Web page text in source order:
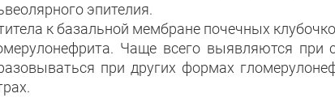
эпителия.
к базальной мембране почечных
Чаще всего выявляются при
при других формах